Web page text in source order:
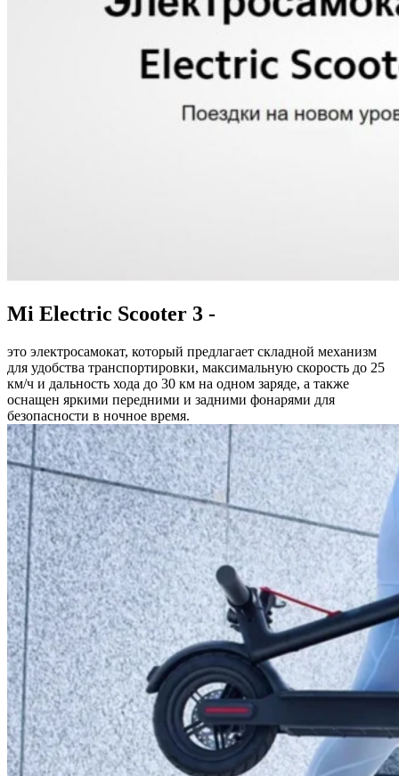
Mi Electric Scooter 3 -
это электросамокат, который предлагает складной механизм
для удобства транспортировки, максимальную скорость до 25
км/ч и дальность хода до 30 км на одном заряде, а также
оснащен яркими передними и задними фонарями для
безопасности в ночное время.